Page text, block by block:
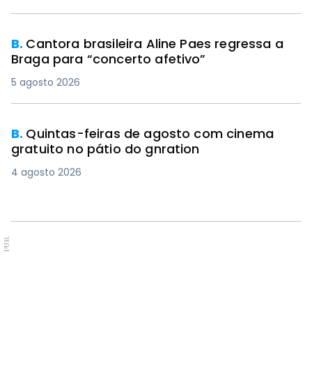
B. Cantora brasileira Aline Paes regressa a
Braga para “concerto afetivo”
5 agosto 2026
B. Quintas-feiras de agosto com cinema
gratuito no pátio do gnration
4 agosto 2026
PUB.